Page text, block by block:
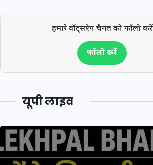
हमारे वॉट्सऐप चैनल को फॉलो करें
फॉलो करें
यूपी लाइव